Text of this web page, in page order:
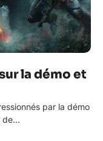
la démo et
par la démo
de…